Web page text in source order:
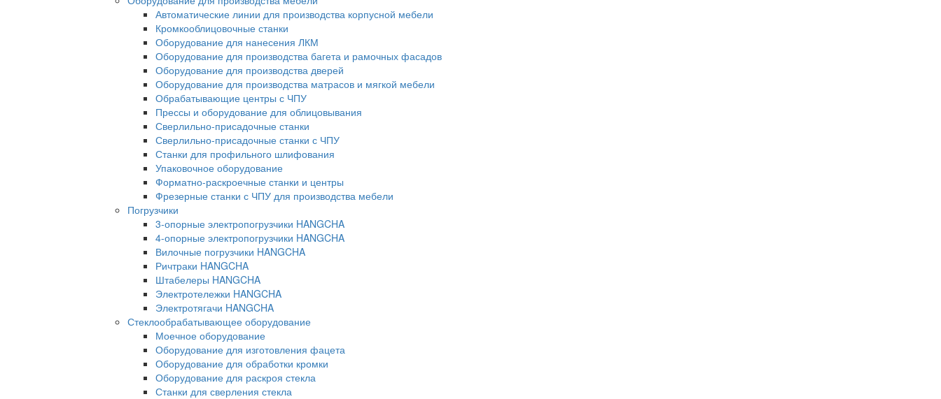
Автоматические линии для производства корпусной мебели
Кромкооблицовочные станки
Оборудование для нанесения ЛКМ
Оборудование для производства багета и рамочных фасадов
Оборудование для производства дверей
Оборудование для производства матрасов и мягкой мебели
Обрабатывающие центры с ЧПУ
Прессы и оборудование для облицовывания
Сверлильно-присадочные станки
Сверлильно-присадочные станки с ЧПУ
Станки для профильного шлифования
Упаковочное оборудование
Форматно-раскроечные станки и центры
Фрезерные станки с ЧПУ для производства мебели
Погрузчики
3-опорные электропогрузчики HANGCHA
4-опорные электропогрузчики HANGCHA
Вилочные погрузчики HANGCHA
Ричтраки HANGCHA
Штабелеры HANGCHA
Электротележки HANGCHA
Электротягачи HANGCHA
Стеклообрабатывающее оборудование
Моечное оборудование
Оборудование для изготовления фацета
Оборудование для обработки кромки
Оборудование для раскроя стекла
Станки для сверления стекла